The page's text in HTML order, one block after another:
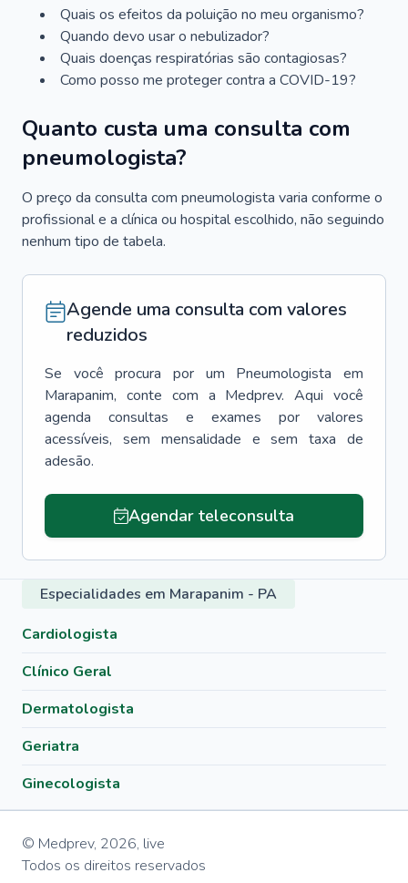
Quais os efeitos da poluição no meu organismo?
Quando devo usar o nebulizador?
Quais doenças respiratórias são contagiosas?
Como posso me proteger contra a COVID-19?
Quanto custa uma consulta com
pneumologista?
O preço da consulta com pneumologista varia conforme o
profissional e a clínica ou hospital escolhido, não seguindo
nenhum tipo de tabela.
Agende uma consulta com valores
reduzidos
Se você procura por um Pneumologista
em
Marapanim, conte com a Medprev. Aqui você
agenda consultas e exames por valores
acessíveis, sem mensalidade e sem taxa de
adesão.
Agendar teleconsulta
Especialidades em Marapanim - PA
Cardiologista
Clínico Geral
Dermatologista
Geriatra
Ginecologista
© Medprev, 2026, live
Todos os direitos reservados